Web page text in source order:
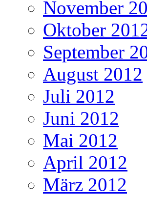
November
Oktober
September
August 2012
Juli 2012
Juni 2012
Mai 2012
April 2012
März 2012